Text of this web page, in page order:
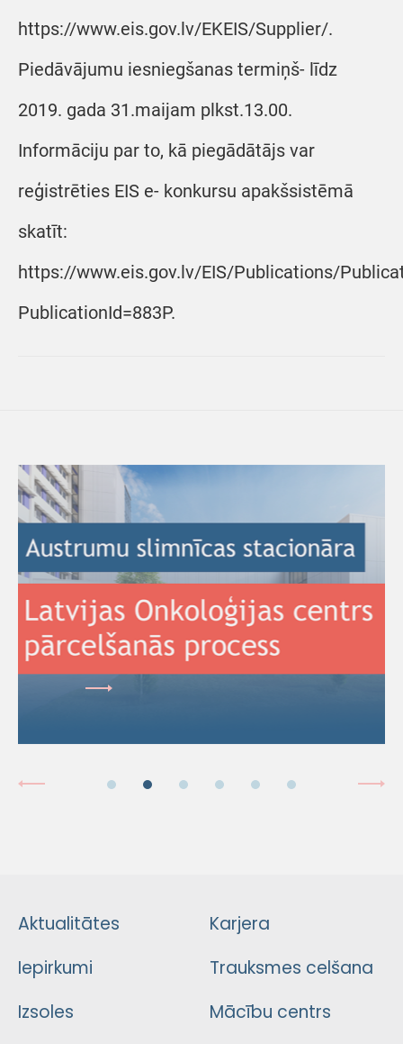
https://www.eis.gov.lv/EKEIS/Supplier/.
Piedāvājumu iesniegšanas termiņš- līdz
2019. gada 31.maijam plkst.13.00.
Informāciju par to, kā piegādātājs var
reģistrēties EIS e- konkursu apakšsistēmā
skatīt:
https://www.eis.gov.lv/EIS/Publications/
PublicationId=883P.
Aktualitātes
Iepirkumi
Izsoles
Karjera
Trauksmes celšana
Mācību centrs